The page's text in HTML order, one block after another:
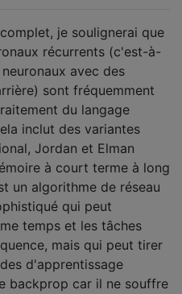
je soulignerai que
récurrents (c'est-à-
avec des
sont fréquemment
du langage
inclut des variantes
Jordan et Elman
à court terme à long
un algorithme de réseau
qui peut
temps et les tâches
mais qui peut tirer
d'apprentissage
backprop car il ne souffre